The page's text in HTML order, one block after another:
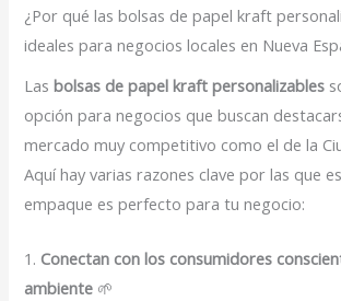
¿Por qué las bolsas de papel kraft
ideales para negocios locales en Nueva
Lasbolsas de papel kraft personalizables
opción para negocios que buscan
mercado muy competitivo como el de la
Aquí hay varias razones clave por las que
empaque es perfecto para tu negocio:
1. Conectan con los consumidores
ambiente 🌱